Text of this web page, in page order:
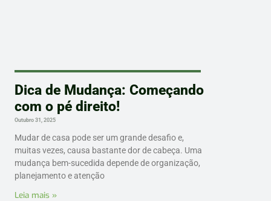
Dica de Mudança: Começando
com o pé direito!
Outubro 31, 2025
Mudar de casa pode ser um grande desafio e,
muitas vezes, causa bastante dor de cabeça. Uma
mudança bem-sucedida depende de organização,
planejamento e atenção
Leia mais »